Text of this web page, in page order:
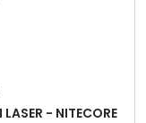
- NITECORE